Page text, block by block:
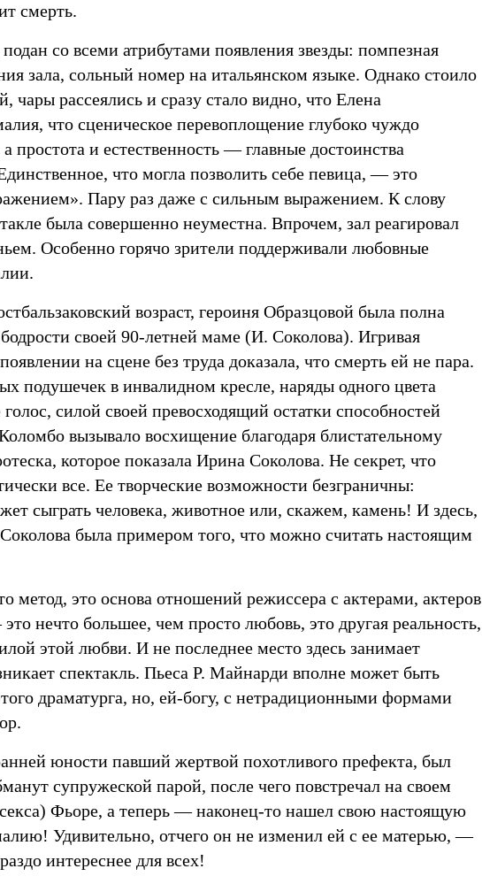
смерть.
со всеми атрибутами появления звезды: помпезная
зала, сольный номер на итальянском языке. Однако стоило
чары рассеялись и сразу стало видно, что Елена
что сценическое перевоплощение глубоко чуждо
простота и естественность — главные достоинства
что могла позволить себе певица, — это
Пару раз даже с сильным выражением. К слову
была совершенно неуместна. Впрочем, зал реагировал
Особенно горячо зрители поддерживали любовные
возраст, героиня Образцовой была полна
своей 90-летней маме (И. Соколова). Игривая
на сцене без труда доказала, что смерть ей не пара.
подушечек в инвалидном кресле, наряды одного цвета
силой своей превосходящий остатки способностей
вызывало восхищение благодаря блистательному
которое показала Ирина Соколова. Не секрет, что
все. Ее творческие возможности безграничны:
сыграть человека, животное или, скажем, камень! И здесь,
была примером того, что можно считать настоящим
метод, это основа отношений режиссера с актерами, актеров
нечто большее, чем просто любовь, это другая реальность,
этой любви. И не последнее место здесь занимает
спектакль. Пьеса Р. Майнарди вполне может быть
драматурга, но, ей-богу, с нетрадиционными формами
юности павший жертвой похотливого префекта, был
супружеской парой, после чего повстречал на своем
Фьоре, а теперь — наконец-то нашел свою настоящую
Удивительно, отчего он не изменил ей с ее матерью, —
интереснее для всех!